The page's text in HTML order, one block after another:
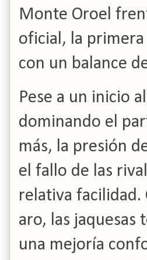
Monte Oroel
oficial, la
con un balance
Pese a un inicio
dominando el
más, la presión
el fallo de las
relativa facilidad.
aro, las jaquesas
una mejoría